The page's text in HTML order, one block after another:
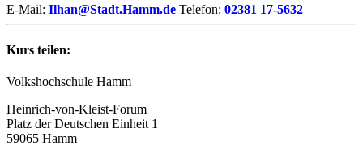
E-Mail: Ilhan@Stadt.Hamm.de Telefon: 02381 17-5632
Kurs teilen:
Volkshochschule Hamm
Heinrich-von-Kleist-Forum
Platz der Deutschen Einheit 1
59065 Hamm